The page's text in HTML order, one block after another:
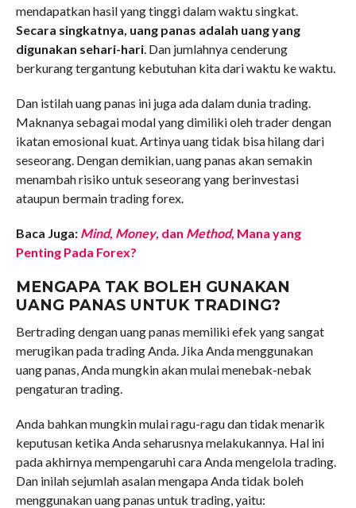
mendapatkan hasil yang tinggi dalam waktu singkat.
Secara singkatnya, uang panas adalah uang yang
digunakan sehari-hari. Dan jumlahnya cenderung
berkurang tergantung kebutuhan kita dari waktu ke waktu.
Dan istilah uang panas ini juga ada dalam dunia trading.
Maknanya sebagai modal yang dimiliki oleh trader dengan
ikatan emosional kuat. Artinya uang tidak bisa hilang dari
seseorang. Dengan demikian, uang panas akan semakin
menambah risiko untuk seseorang yang berinvestasi
ataupun bermain trading forex.
Baca Juga: Mind, Money, dan Method, Mana yang
Penting Pada Forex?
MENGAPA TAK BOLEH GUNAKAN
UANG PANAS UNTUK TRADING?
Bertrading dengan uang panas memiliki efek yang sangat
merugikan pada trading Anda. Jika Anda menggunakan
uang panas, Anda mungkin akan mulai menebak-nebak
pengaturan trading.
Anda bahkan mungkin mulai ragu-ragu dan tidak menarik
keputusan ketika Anda seharusnya melakukannya. Hal ini
pada akhirnya mempengaruhi cara Anda mengelola trading.
Dan inilah sejumlah asalan mengapa Anda tidak boleh
menggunakan uang panas untuk trading, yaitu: